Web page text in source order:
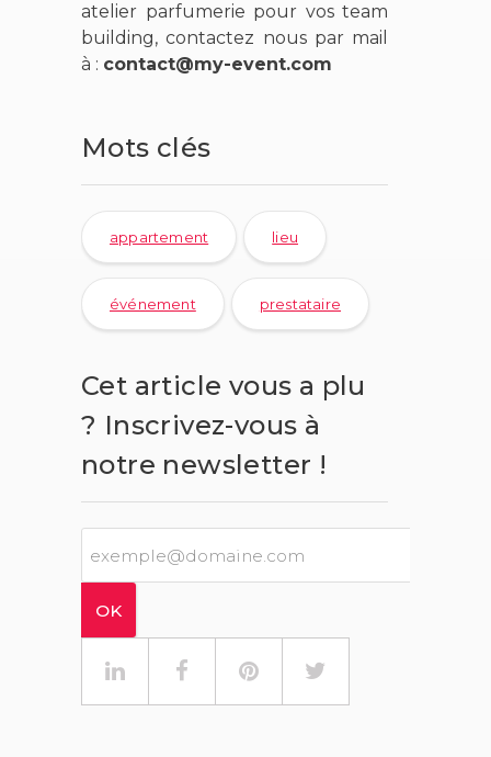
atelier parfumerie pour vos team
building,contactez nous par mail
à : contact@my-event.com
Mots clés
appartement lieu
événement prestataire
Cet article vous a plu
? Inscrivez-vous à
notre newsletter !